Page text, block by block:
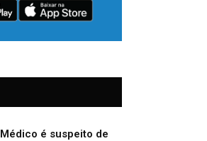
Médico é suspeito de